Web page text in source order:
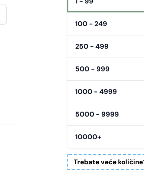
100 - 249
250 - 499
500 - 999
1000 - 4999
5000 - 9999
10000+
Trebate veće